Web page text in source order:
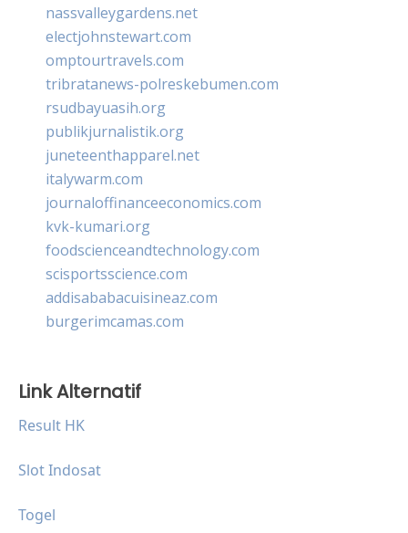
nassvalleygardens.net
electjohnstewart.com
omptourtravels.com
tribratanews-polreskebumen.com
rsudbayuasih.org
publikjurnalistik.org
juneteenthapparel.net
italywarm.com
journaloffinanceeconomics.com
kvk-kumari.org
foodscienceandtechnology.com
scisportsscience.com
addisababacuisineaz.com
burgerimcamas.com
Link Alternatif
Result HK
Slot Indosat
Togel